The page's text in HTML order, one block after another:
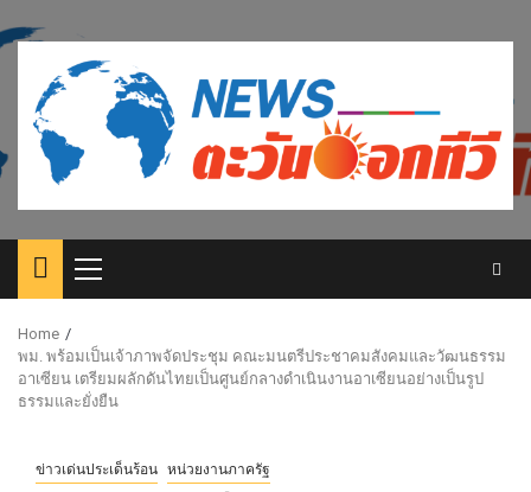
to
content
Primary
Menu
Home
พม. พร้อมเป็นเจ้าภาพจัดประชุม คณะมนตรีประชาคมสังคมและวัฒนธรรม
อาเซียน เตรียมผลักดันไทยเป็นศูนย์กลางดำเนินงานอาเซียนอย่างเป็นรูป
ธรรมและยั่งยืน
ข่าวเด่นประเด็นร้อน หน่วยงานภาครัฐ